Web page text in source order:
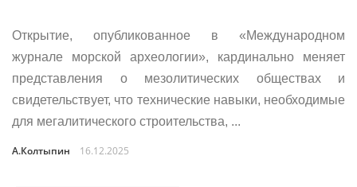
Открытие, опубликованное в «Международном
журнале морской археологии», кардинально меняет
представления о мезолитических обществах и
свидетельствует, что технические навыки, необходимые
для мегалитического строительства, ...
А.Колтыпин 16.12.2025